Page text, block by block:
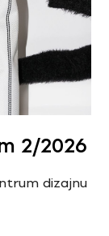
2/2026
dizajnu